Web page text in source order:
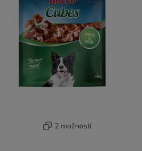
2 možností